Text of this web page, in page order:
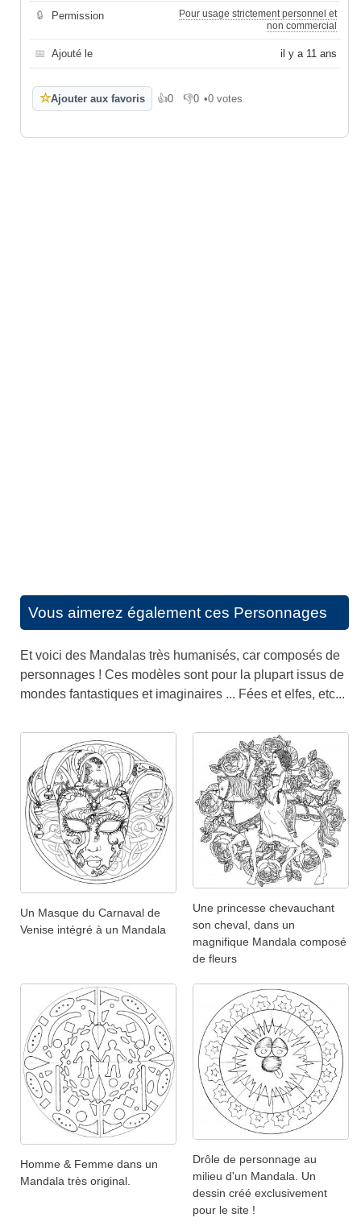
🔒 Permission
Pour usage strictement personnel et
non commercial
📅 Ajouté le il y a 11 ans
☆Ajouter aux favoris 👍0
J'aime👎0
Je n'aime pas
•0 votes
Vous aimerez également ces Personnages
Et voici des Mandalas très humanisés, car composés de
personnages ! Ces modèles sont pour la plupart issus de
mondes fantastiques et imaginaires ... Fées et elfes, etc...
Un Masque du Carnaval de
Venise intégré à un Mandala
Une princesse chevauchant
son cheval, dans un
magnifique Mandala composé
de fleurs
Homme & Femme dans un
Mandala très original.
Drôle de personnage au
milieu d'un Mandala. Un
dessin créé exclusivement
pour le site !